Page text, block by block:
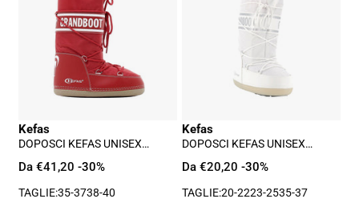
Unisex
Adulto
-
Rosso
Kefas
DOPOSCI KEFAS UNISEX
Da €41,20 -30%
TAGLIE:35-3738-40
Unisex
Adulto
Bianco
Kefas
DOPOSCI KEFAS UNISEX
Da €20,20 -30%
TAGLIE:20-2223-2535-37